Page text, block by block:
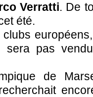
Verratti. De
été.
sera pas
de